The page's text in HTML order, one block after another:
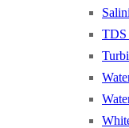
TDS